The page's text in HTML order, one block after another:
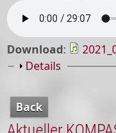
Download:
Show
Details
Back